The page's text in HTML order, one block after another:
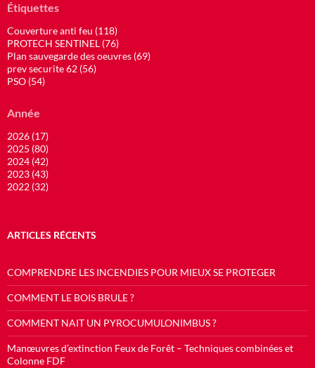
Étiquettes
Couverture anti feu (118)
PROTECH SENTINEL (76)
Plan sauvegarde des oeuvres (69)
prev securite 62 (56)
PSO (54)
Année
2026 (17)
2025 (80)
2024 (42)
2023 (43)
2022 (32)
ARTICLES RÉCENTS
COMPRENDRE LES INCENDIES POUR MIEUX SE PROTEGER
COMMENT LE BOIS BRULE ?
COMMENT NAIT UN PYROCUMULONIMBUS ?
Manœuvres d’extinction Feux de Forêt – Techniques combinées et
Colonne FDF